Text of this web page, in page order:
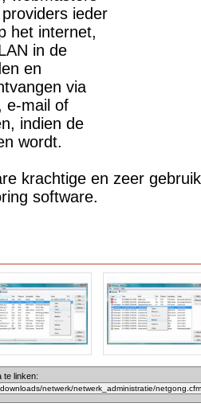
ieder
het internet,
in de
en
via
e-mail of
indien de
wordt.
krachtige en zeer
software.
te linken: